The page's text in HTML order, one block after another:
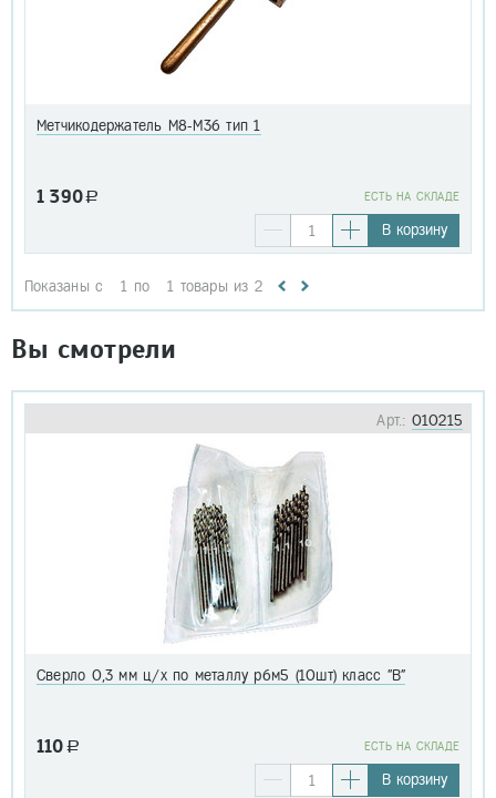
Метчикодержатель М8-М36 тип 1
1 390a EСТЬ НА СКЛАДЕ
В корзину
Показаны с 1 по 1 товары из 2
Вы смотрели
Арт.: 010215
Сверло 0,3 мм ц/х по металлу р6м5 (10шт) класс "В"
110 a EСТЬ НА СКЛАДЕ
В корзину